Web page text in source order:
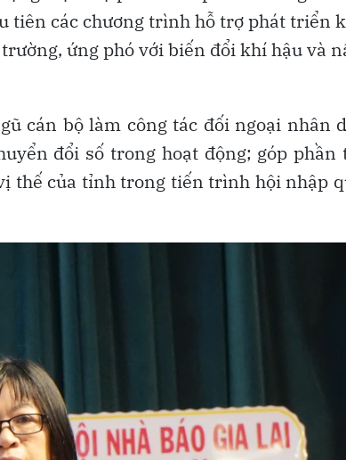
tiên các chương trình hỗ trợ phát triển
ứng phó với biến đổi khí hậu và
cán bộ làm công tác đối ngoại nhân
đổi số trong hoạt động; góp phần
thế của tỉnh trong tiến trình hội nhập